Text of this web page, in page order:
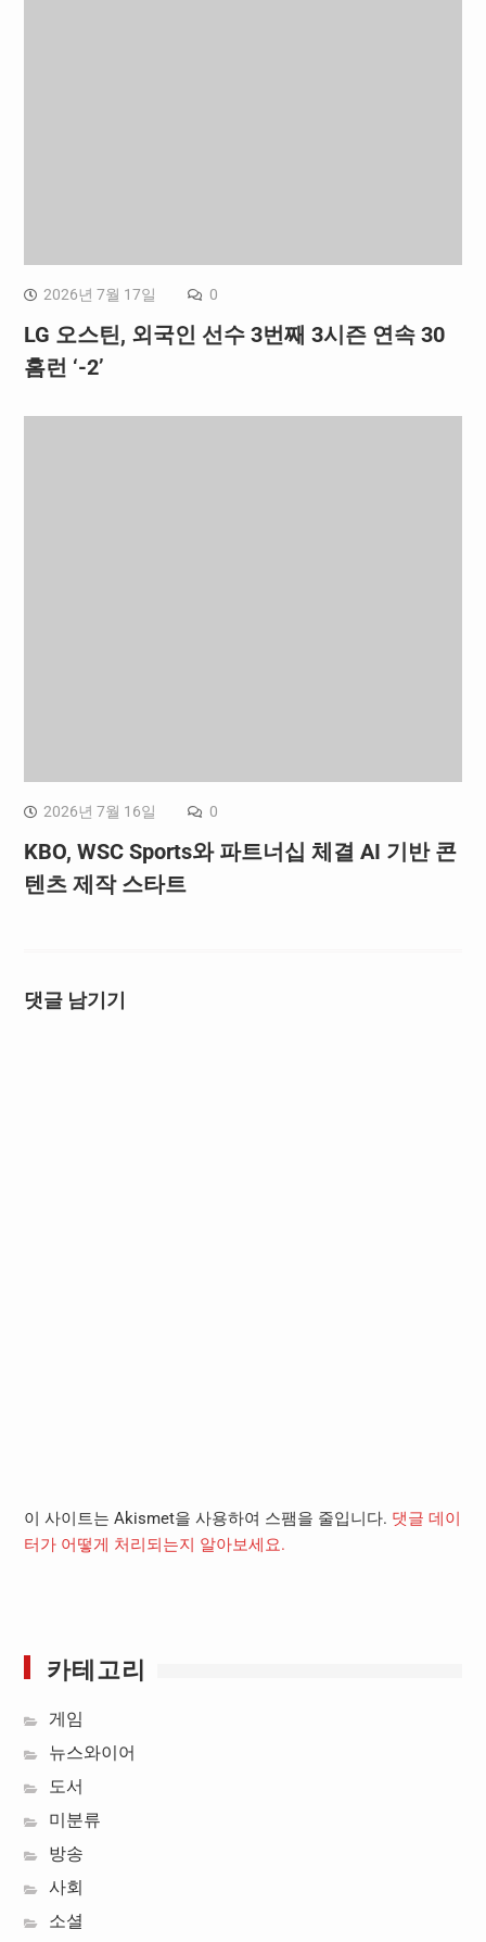
2026년 7월 17일 0
LG 오스틴, 외국인 선수 3번째 3시즌 연속 30
홈런 ‘-2’
2026년 7월 16일 0
KBO, WSC Sports와 파트너십 체결 AI 기반 콘
텐츠 제작 스타트
댓글 남기기
이 사이트는 Akismet을 사용하여 스팸을 줄입니다. 댓글 데이
터가 어떻게 처리되는지 알아보세요.
카테고리
게임
뉴스와이어
도서
미분류
방송
사회
소셜